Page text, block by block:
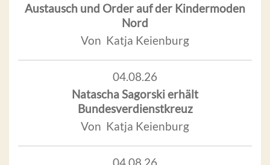
Austausch und Order auf der Kindermoden
Nord
Von Katja Keienburg
04.08.26
Natascha Sagorski erhält
Bundesverdienstkreuz
Von Katja Keienburg
04.08.26